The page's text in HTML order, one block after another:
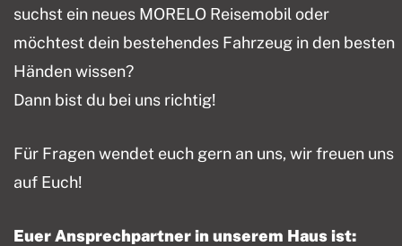
suchst ein neues MORELO Reisemobil oder
möchtest dein bestehendes Fahrzeug in den besten
Händen wissen?
Dann bist du bei uns richtig!
Für Fragen wendet euch gern an uns, wir freuen uns
auf Euch!
Euer Ansprechpartner in unserem Haus ist: